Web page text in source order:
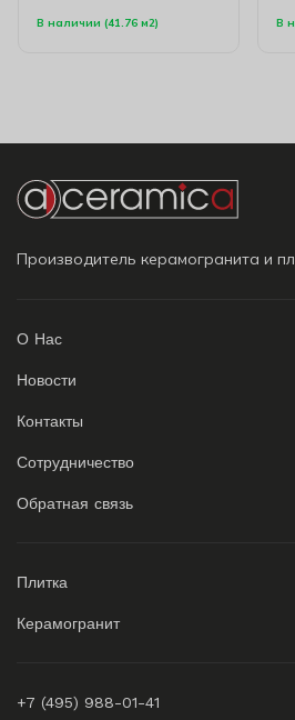
В наличии (41.76 м2) В
Производитель керамогранита и
О Нас
Новости
Контакты
Сотрудничество
Обратная связь
Плитка
Керамогранит
+7 (495) 988-01-41